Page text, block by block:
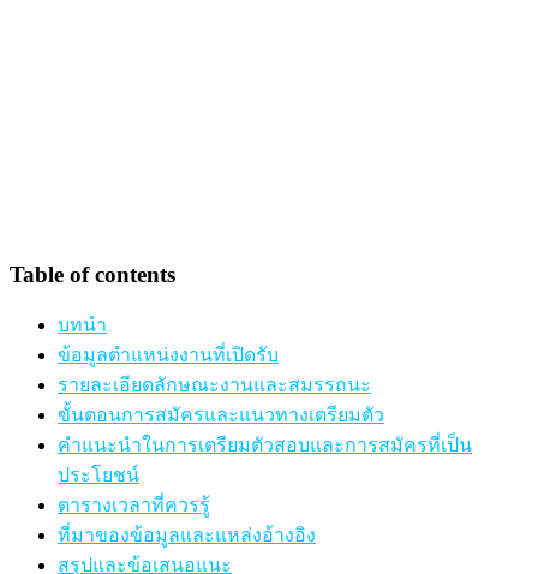
Table of contents
บทนำ
ข้อมูลตำแหน่งงานที่เปิดรับ
รายละเอียดลักษณะงานและสมรรถนะ
ขั้นตอนการสมัครและแนวทางเตรียมตัว
คำแนะนำในการเตรียมตัวสอบและการสมัครที่เป็น
ประโยชน์
ตารางเวลาที่ควรรู้
ที่มาของข้อมูลและแหล่งอ้างอิง
สรุปและข้อเสนอแนะ